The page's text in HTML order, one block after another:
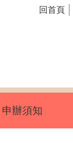
回首頁
申辦須知